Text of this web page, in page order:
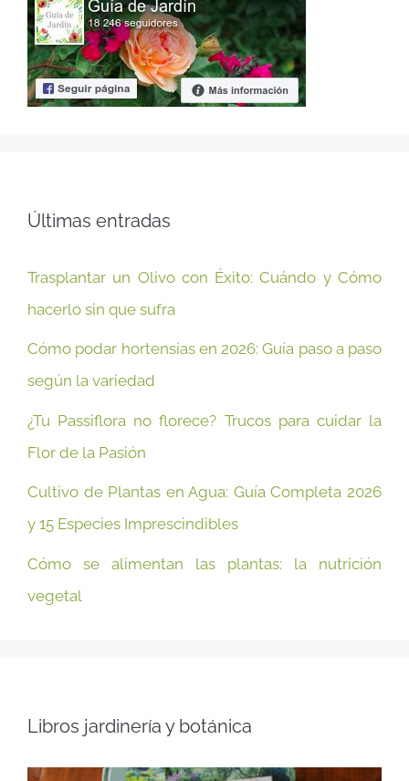
Últimas entradas
Trasplantar un Olivo con Éxito: Cuándo y Cómo
hacerlo sin que sufra
Cómo podar hortensias en 2026: Guía paso a paso
según la variedad
¿Tu Passiflora no florece? Trucos para cuidar la
Flor de la Pasión
Cultivo de Plantas en Agua: Guía Completa 2026
y 15 Especies Imprescindibles
Cómo se alimentan las plantas: la nutrición
vegetal
Libros jardinería y botánica